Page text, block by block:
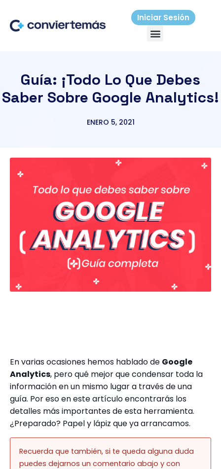
contenido
Iniciar Sesión
Menú
Guía: ¡Todo Lo Que Debes
Saber Sobre Google Analytics!
ENERO 5, 2021
En varias ocasiones hemos hablado de Google
Analytics, pero qué mejor que condensar toda la
información en un mismo lugar a través de una
guía. Por eso en este artículo encontrarás los
detalles más importantes de esta herramienta.
¿Preparado? Papel y lápiz que ya arrancamos.
Recuerda que también, si te queda alguna duda
puedes dejarnos un comentario abajo y con